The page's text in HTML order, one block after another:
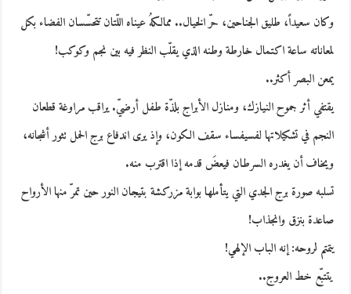
وكان سعيداً، طليق الجناحين، حرّ الخيال.. ممالكهُ عيناه اللّتان تتحسّسان الفضاء بكل
لمعاناته ساعة اكتمال خارطة وطنه الذي يقلّب النظر فيه بين نجم وكوكب!
يمعن البصر أكثر..
يقتفي أثر جموح النيازك، ومنازل الأبراج بلذّة طفل أرضيّ. يراقب مراوغة قطعان
النجم في تشكيلاتها لفسيفساء سقف الكون، وإذ يرى اندفاع برج الحمل تثور أشجانه،
ويخاف أن يغدره السرطان فيعضَ قدمه إذا اقترب منه.
تسلبه صورة برج الجدي التي يتأملها بوابة مزركشة بتيجان النور حين تمرّ منها الأرواح
صاعدة بنزق وانجذاب!
يتمتم لروحه: إنه الباب الإلهي!
يتتبّع خط العروج..